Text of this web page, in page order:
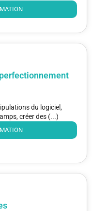
du logiciel,
créer des (...)